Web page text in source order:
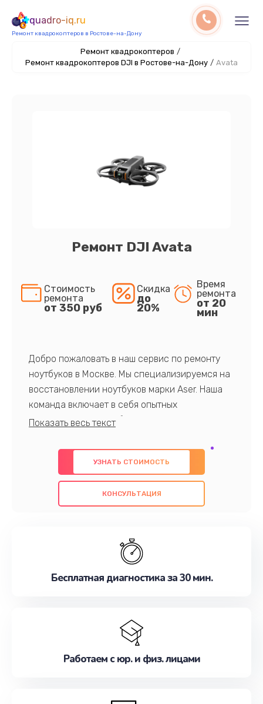
quadro-iq.ru
Ремонт квадрокоптеров в Ростове-на-Дону
Ремонт квадрокоптеров /
Ремонт квадрокоптеров DJI в Ростове-на-Дону / Avata
Ремонт DJI Avata
Стоимость
ремонта
от 350 руб
Скидка
до
20%
Время
ремонта
от 20
мин
Добро пожаловать в наш сервис по ремонту
ноутбуков в Москве. Мы специализируемся на
восстановлении ноутбуков марки Aser. Наша
команда включает в себя опытных
профессионалов с обширными знаниями и
предлагаем быстрый и качественный ремонт с
использованием оригинальных компонентов, а
также гарантируем качество всех
проведенных работ. Наша цель - предоставить
наилучшим образом. Не медлите записаться на
УЗНАТЬ СТОИМОСТЬ
КОНСУЛЬТАЦИЯ
Бесплатная диагностика за 30 мин.
Работаем с юр. и физ. лицами